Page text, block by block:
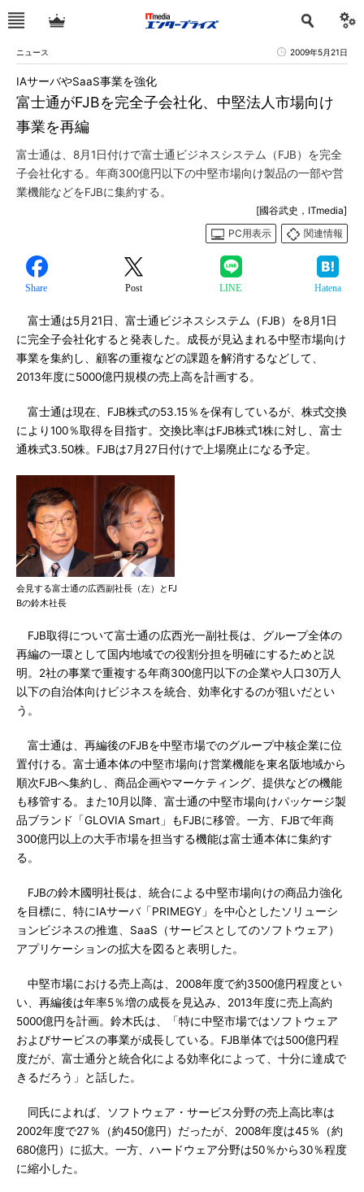
ニュース 2009年5月21日
富士通がFJBを完全子会社化、中堅法人市場向け
事業を再編
IAサーバやSaaS事業を強化
富士通は、8月1日付けで富士通ビジネスシステム（FJB）を完全
子会社化する。年商300億円以下の中堅市場向け製品の一部や営
業機能などをFJBに集約する。
[國谷武史，ITmedia]
PC用表示
関連情報
Share Post LINE Hatena
富士通は5月21日、富士通ビジネスシステム（FJB）を8月1日
に完全子会社化すると発表した。成長が見込まれる中堅市場向け
事業を集約し、顧客の重複などの課題を解消するなどして、
2013年度に5000億円規模の売上高を計画する。
富士通は現在、FJB株式の53.15％を保有しているが、株式交換
により100％取得を目指す。交換比率はFJB株式1株に対し、富士
通株式3.50株。FJBは7月27日付けで上場廃止になる予定。
会見する富士通の広西副社長（左）とFJ
Bの鈴木社長
FJB取得について富士通の広西光一副社長は、グループ全体の
再編の一環として国内地域での役割分担を明確にするためと説
明。2社の事業で重複する年商300億円以下の企業や人口30万人
以下の自治体向けビジネスを統合、効率化するのが狙いだとい
う。
富士通は、再編後のFJBを中堅市場でのグループ中核企業に位
置付ける。富士通本体の中堅市場向け営業機能を東名阪地域から
順次FJBへ集約し、商品企画やマーケティング、提供などの機能
も移管する。また10月以降、富士通の中堅市場向けパッケージ製
品ブランド「GLOVIA Smart」もFJBに移管。一方、FJBで年商
300億円以上の大手市場を担当する機能は富士通本体に集約す
る。
FJBの鈴木國明社長は、統合による中堅市場向けの商品力強化
を目標に、特にIAサーバ「PRIMEGY」を中心としたソリューシ
ョンビジネスの推進、SaaS（サービスとしてのソフトウェア）
アプリケーションの拡大を図ると表明した。
中堅市場における売上高は、2008年度で約3500億円程度とい
い、再編後は年率5％増の成長を見込み、2013年度に売上高約
5000億円を計画。鈴木氏は、「特に中堅市場ではソフトウェア
およびサービスの事業が成長している。FJB単体では500億円程
度だが、富士通分と統合化による効率化によって、十分に達成で
きるだろう」と話した。
同氏によれば、ソフトウェア・サービス分野の売上高比率は
2002年度で27％（約450億円）だったが、2008年度は45％（約
680億円）に拡大。一方、ハードウェア分野は50％から30％程度
に縮小した。